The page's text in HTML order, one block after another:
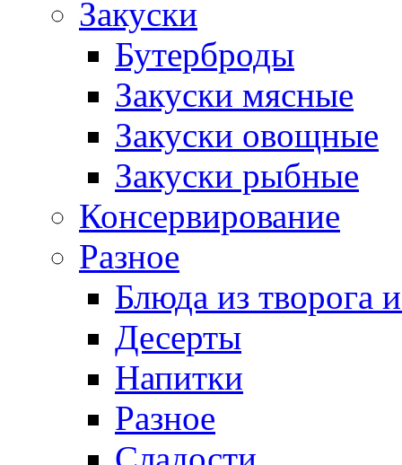
Закуски
Бутерброды
Закуски мясные
Закуски овощные
Закуски рыбные
Консервирование
Разное
Блюда из творога
Десерты
Напитки
Разное